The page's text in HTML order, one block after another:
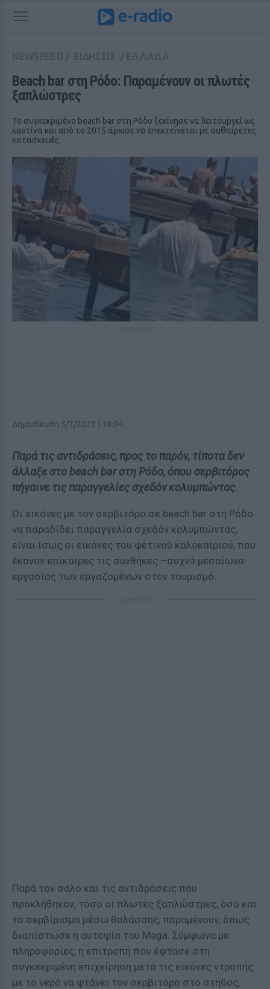
Beach bar στη Ρόδο: Παραμένουν οι πλωτές
ξαπλώστρες
Το συγκεκριμένο beach bar στη Ρόδο ξεκίνησε να λειτουργεί ως
καντίνα και από το 2015 άρχισε να επεκτείνεται με αυθαίρετες
κατασκευές.
Δημοσίευση 5/7/2023 | 18:04
Παρά τις αντιδράσεις, προς το παρόν, τίποτα δεν
άλλαξε στο beach bar στη Ρόδο, όπου σερβιτόρος
πήγαινε τις παραγγελίες σχεδόν κολυμπώντας.
Οι εικόνες με τον σερβιτόρο σε beach bar στη Ρόδο
να παραδίδει παραγγελία σχεδόν κολυμπώντας,
είναι ίσως οι εικόνες του φετινού καλοκαιριού, που
έκαναν επίκαιρες τις συνθήκες –συχνά μεσαίωνα-
εργασίας των εργαζομένων στον τουρισμό.
Παρά τον σάλο και τις αντιδράσεις που
προκλήθηκαν, τόσο οι πλωτές ξαπλώστρες, όσο και
το σερβίρισμα μέσω θαλάσσης, παραμένουν, όπως
διαπίστωσε η αυτοψία του Mega. Σύμφωνα με
πληροφορίες, η επιτροπή που έφτασε στη
συγκεκριμένη επιχείρηση μετά τις εικόνες ντροπής
με το νερό να φτάνει τον σερβιτόρο στο στήθος,